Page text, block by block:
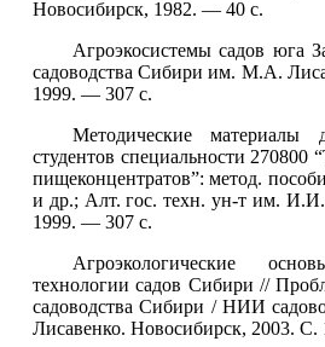
Новосибирск, 1982. — 40 с.
Агроэкосистемы садов
садоводства Сибири им. М.А.
1999. — 307 с.
Методические материалы
студентов специальности 270800
пищеконцентратов”: метод.
и др.; Алт. гос. техн. ун-т им.
1999. — 307 с.
Агроэкологические
технологии садов Сибири //
садоводства Сибири / НИИ
Лисавенко. Новосибирск, 2003. С.